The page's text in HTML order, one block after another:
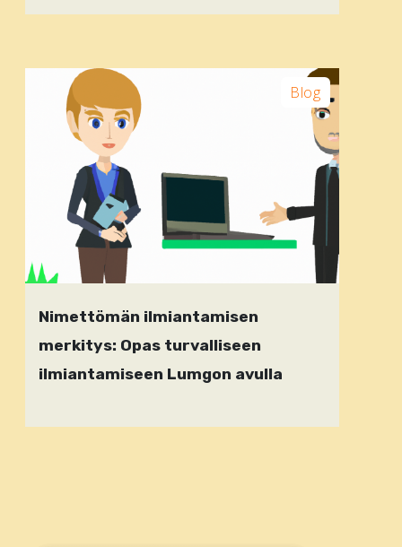
Blog
Nimettömän ilmiantamisen
merkitys: Opas turvalliseen
ilmiantamiseen Lumgon avulla